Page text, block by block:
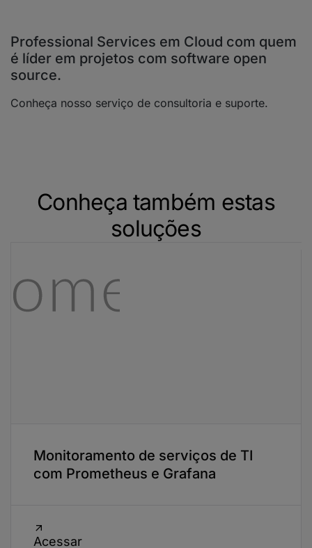
Professional Services em Cloud com quem
é líder em projetos com software open
source.
Conheça nosso serviço de consultoria e suporte.
Conheça também estas
soluções
Monitoramento de serviços de TI
com Prometheus e Grafana
Acessar